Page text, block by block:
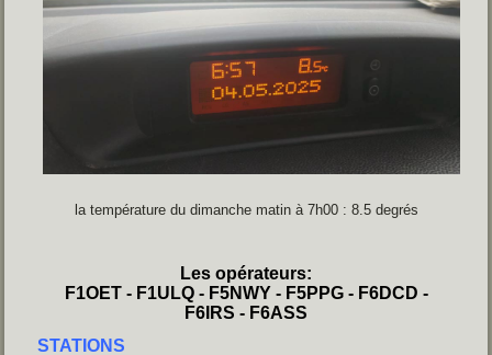
la température du dimanche matin à 7h00 : 8.5 degrés
Les opérateurs:
F1OET - F1ULQ - F5NWY - F5PPG - F6DCD -
F6IRS - F6ASS
STATIONS